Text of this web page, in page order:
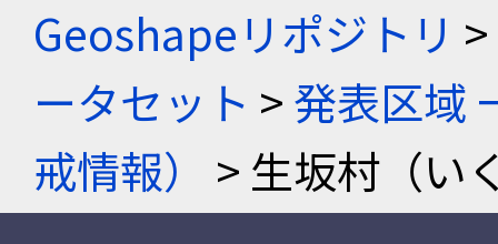
Geoshapeリポジトリ >
ータセット >発表区域
戒情報）
> 生坂村（い